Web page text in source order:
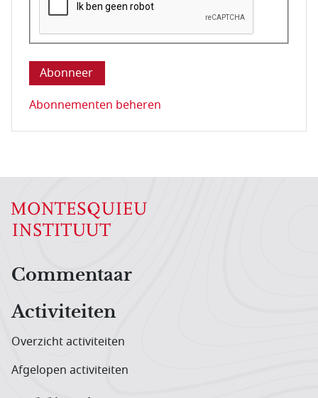
Deze vraag is om te controleren dat u een mens
Abonnementen beheren
Hoofdnavigatiemenu
Commentaar
Activiteiten
Overzicht activiteiten
Afgelopen activiteiten